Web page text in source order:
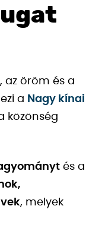
az öröm és a
a Nagy kínai
közönség
és a
, melyek